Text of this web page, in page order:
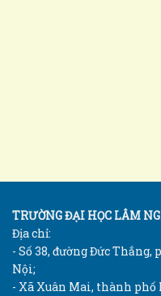
TRƯỜNG ĐẠI HỌC LÂM
Địa chỉ:
- Số 38, đường Đức
Nội;
- Xã Xuân Mai, thành phố